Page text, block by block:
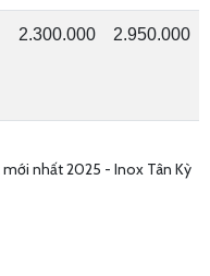
2.300.000 2.950.000